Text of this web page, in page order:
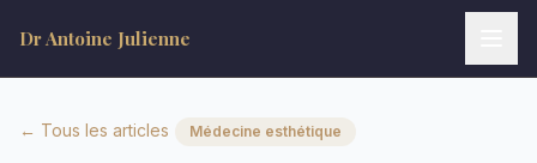
Dr Antoine Julienne
← Tous les articles Médecine esthétique